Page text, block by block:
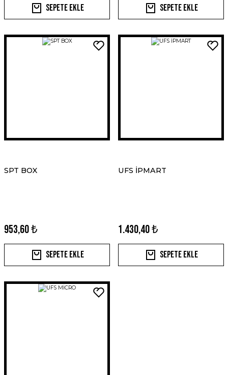
Sepete Ekle Sepete Ekle
SPT BOX
953,60 ₺
Sepete Ekle
UFS İPMART
1.430,40 ₺
Sepete Ekle